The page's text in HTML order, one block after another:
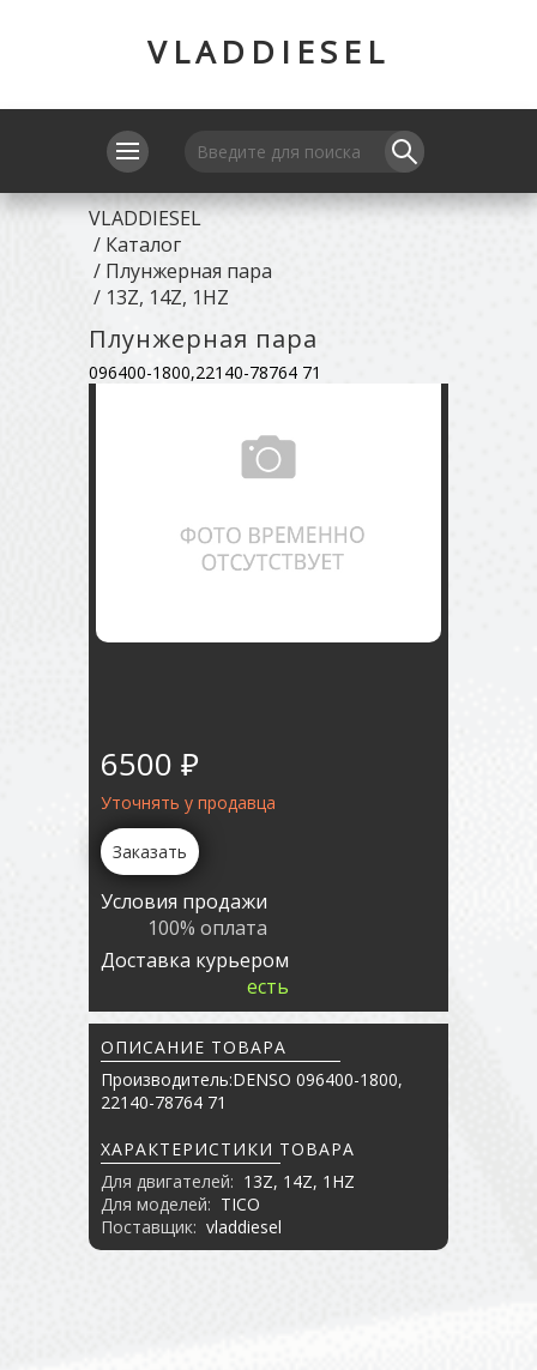
VLADDIESEL
VLADDIESEL
/ Каталог
/ Плунжерная пара
/ 13Z, 14Z, 1HZ
Плунжерная пара
096400-1800,22140-78764 71
6500 ₽
Уточнять у продавца
Заказать
Условия продажи
100% оплата
Доставка курьером
есть
ОПИСАНИЕ ТОВАРА
Производитель:DENSO 096400-1800,
22140-78764 71
ХАРАКТЕРИСТИКИ ТОВАРА
Для двигателей: 13Z, 14Z, 1HZ
Для моделей: TICO
Поставщик: vladdiesel